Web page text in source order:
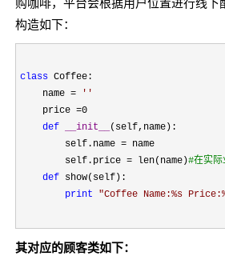
购咖啡，平台会根据用户位置进行线下
构造如下：
class Coffee:
    name
=
''
    price
=0
def
__init__
(self,name):
        self.name
= name
        self.price
= len(name)#在实际
def show(self):
print
"Coffee Name:%s
其对应的顾客类如下：